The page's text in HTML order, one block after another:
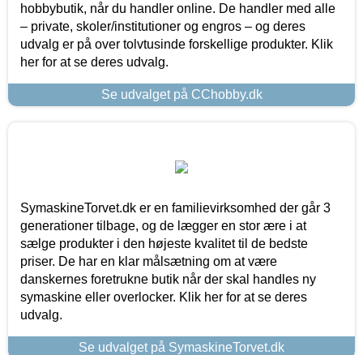
hobbybutik, når du handler online. De handler med alle
– private, skoler/institutioner og engros – og deres
udvalg er på over tolvtusinde forskellige produkter. Klik
her for at se deres udvalg.
Se udvalget på CChobby.dk
SymaskineTorvet.dk er en familievirksomhed der går 3
generationer tilbage, og de lægger en stor ære i at
sælge produkter i den højeste kvalitet til de bedste
priser. De har en klar målsætning om at være
danskernes foretrukne butik når der skal handles ny
symaskine eller overlocker. Klik her for at se deres
udvalg.
Se udvalget på SymaskineTorvet.dk